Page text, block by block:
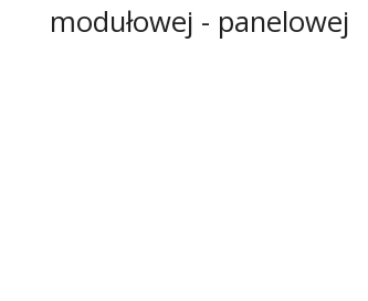
modułowej - panelowej